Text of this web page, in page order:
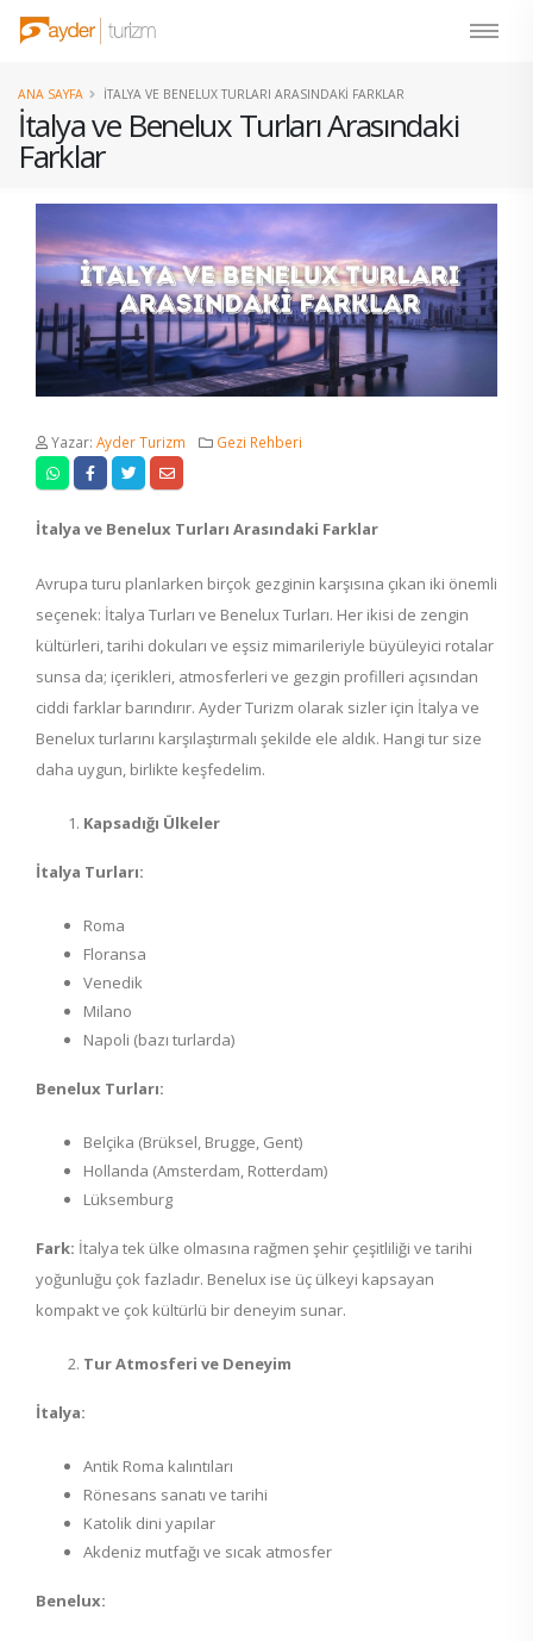
İtalya ve Benelux Turları Arasındaki
Farklar
ANA SAYFA İTALYA VE BENELUX TURLARI ARASINDAKI FARKLAR
Yazar: Ayder Turizm Gezi Rehberi
İtalya ve Benelux Turları Arasındaki Farklar
Avrupa turu planlarken birçok gezginin karşısına çıkan iki önemli
seçenek: İtalya Turları ve Benelux Turları. Her ikisi de zengin
kültürleri, tarihi dokuları ve eşsiz mimarileriyle büyüleyici rotalar
sunsa da; içerikleri, atmosferleri ve gezgin profilleri açısından
ciddi farklar barındırır. Ayder Turizm olarak sizler için İtalya ve
Benelux turlarını karşılaştırmalı şekilde ele aldık. Hangi tur size
daha uygun, birlikte keşfedelim.
Kapsadığı Ülkeler
İtalya Turları:
Roma
Floransa
Venedik
Milano
Napoli (bazı turlarda)
Benelux Turları:
Belçika (Brüksel, Brugge, Gent)
Hollanda (Amsterdam, Rotterdam)
Lüksemburg
Fark: İtalya tek ülke olmasına rağmen şehir çeşitliliği ve tarihi
yoğunluğu çok fazladır. Benelux ise üç ülkeyi kapsayan
kompakt ve çok kültürlü bir deneyim sunar.
Tur Atmosferi ve Deneyim
İtalya:
Antik Roma kalıntıları
Rönesans sanatı ve tarihi
Katolik dini yapılar
Akdeniz mutfağı ve sıcak atmosfer
Benelux: